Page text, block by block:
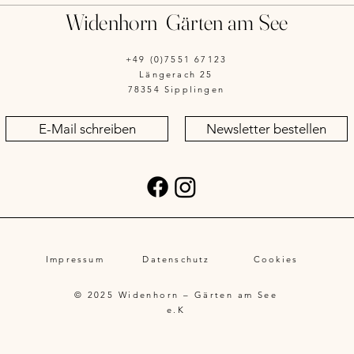
Widenhorn Gärten am See
+49 (0)7551 67123
Längerach 25
78354 Sipplingen
E-Mail schreiben Newsletter bestellen
Impressum Datenschutz Cookies
© 2025 Widenhorn – Gärten am See
e.K